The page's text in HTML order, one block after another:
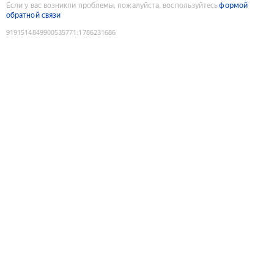
Если у вас возникли проблемы, пожалуйста, воспользуйтесьформой
обратной связи
9191514849900535771 :1786231686